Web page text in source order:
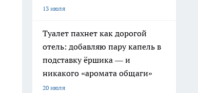
13 июля
Туалет пахнет как дорогой
отель: добавляю пару капель в
подставку ёршика — и
никакого «аромата общаги»
20 июля